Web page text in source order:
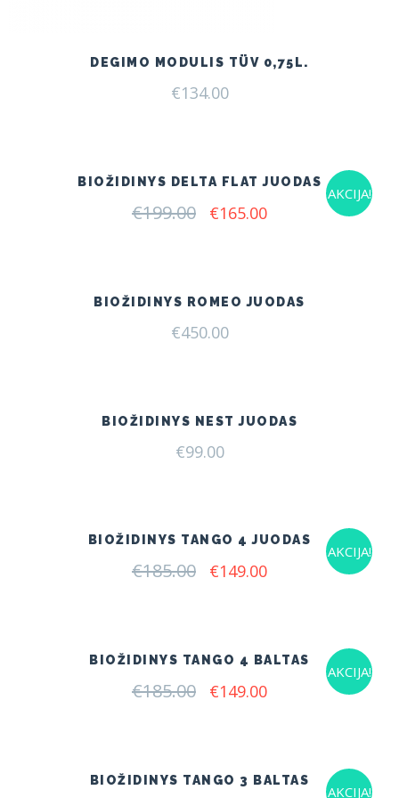
DEGIMO MODULIS TÜV 0,75L.
€134.00
AKCIJA!
BIOŽIDINYS DELTA FLAT JUODAS
€199.00 Original
€165.00Current
BIOŽIDINYS ROMEO JUODAS
€450.00
BIOŽIDINYS NEST JUODAS
€99.00
AKCIJA!
BIOŽIDINYS TANGO 4 JUODAS
€185.00 Original
€149.00Current
AKCIJA!
BIOŽIDINYS TANGO 4 BALTAS
€185.00 Original
€149.00Current
AKCIJA!
BIOŽIDINYS TANGO 3 BALTAS